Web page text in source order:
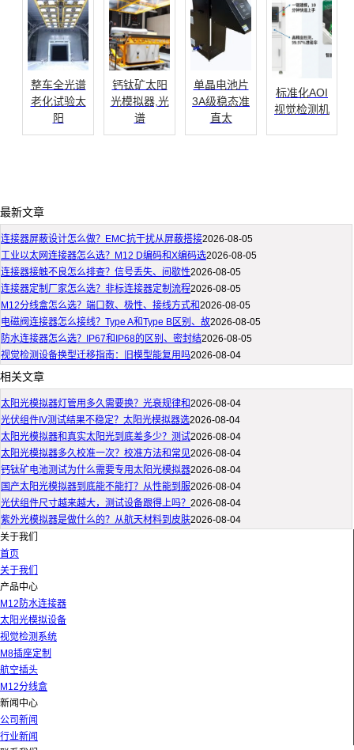
整车全光谱
老化试验太
阳
钙钛矿太阳
光模拟器,光
谱
单晶电池片
3A级稳态准
直太
标准化AOI
视觉检测机
最新文章
连接器屏蔽设计怎么做？EMC抗干扰从屏蔽搭接2026-08-05
工业以太网连接器怎么选？M12 D编码和X编码选2026-08-05
连接器接触不良怎么排查？信号丢失、间歇性2026-08-05
连接器定制厂家怎么选？非标连接器定制流程2026-08-05
M12分线盒怎么选？端口数、极性、接线方式和2026-08-05
电磁阀连接器怎么接线？Type A和Type B区别、故2026-08-05
防水连接器怎么选？IP67和IP68的区别、密封结2026-08-05
视觉检测设备换型迁移指南：旧模型能复用吗2026-08-04
相关文章
太阳光模拟器灯管用多久需要换？光衰规律和2026-08-04
光伏组件IV测试结果不稳定？太阳光模拟器选2026-08-04
太阳光模拟器和真实太阳光到底差多少？测试2026-08-04
太阳光模拟器多久校准一次？校准方法和常见2026-08-04
钙钛矿电池测试为什么需要专用太阳光模拟器2026-08-04
国产太阳光模拟器到底能不能打？从性能到服2026-08-04
光伏组件尺寸越来越大，测试设备跟得上吗？ 2026-08-04
紫外光模拟器是做什么的？从航天材料到皮肤2026-08-04
关于我们
首页
关于我们
产品中心
M12防水连接器
太阳光模拟设备
视觉检测系统
M8插座定制
航空插头
M12分线盒
新闻中心
公司新闻
行业新闻